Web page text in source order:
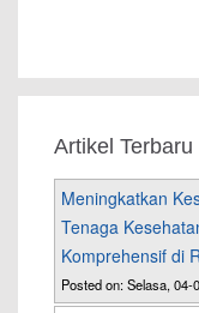
Artikel Terbaru
Meningkatkan
Tenaga
Komprehensif di
Posted on: Selasa, 04-